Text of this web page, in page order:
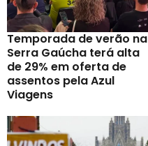
Temporada de verão na
Serra Gaúcha terá alta
de 29% em oferta de
assentos pela Azul
Viagens